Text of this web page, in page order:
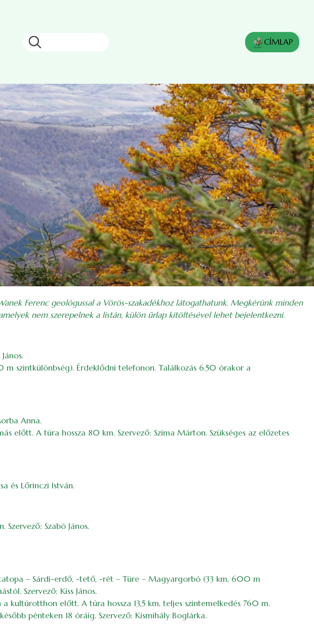
CÍMLAP
Ferenc geológussal a Vörös-szakadékhoz látogathatunk. Megkérünk minden
nem szerepelnek a listán, külön űrlap kitöltésével lehet bejelentkezni.
szintkülönbség). Érdeklődni telefonon. Találkozás 6.50 órakor a
Anna.
előtt. A túra hossza 80 km. Szervező: Szima Márton. Szükséges az előzetes
és Lőrinczi István.
Szabó János.
– Sárdi-erdő, -tető, -rét – Türe – Magyargorbó (33 km, 600 m
Szervező: Kiss János.
kultúrotthon előtt. A túra hossza 13,5 km, teljes szintemelkedés 760 m.
pénteken 18 óráig. Szervező: Kismihály Boglárka.